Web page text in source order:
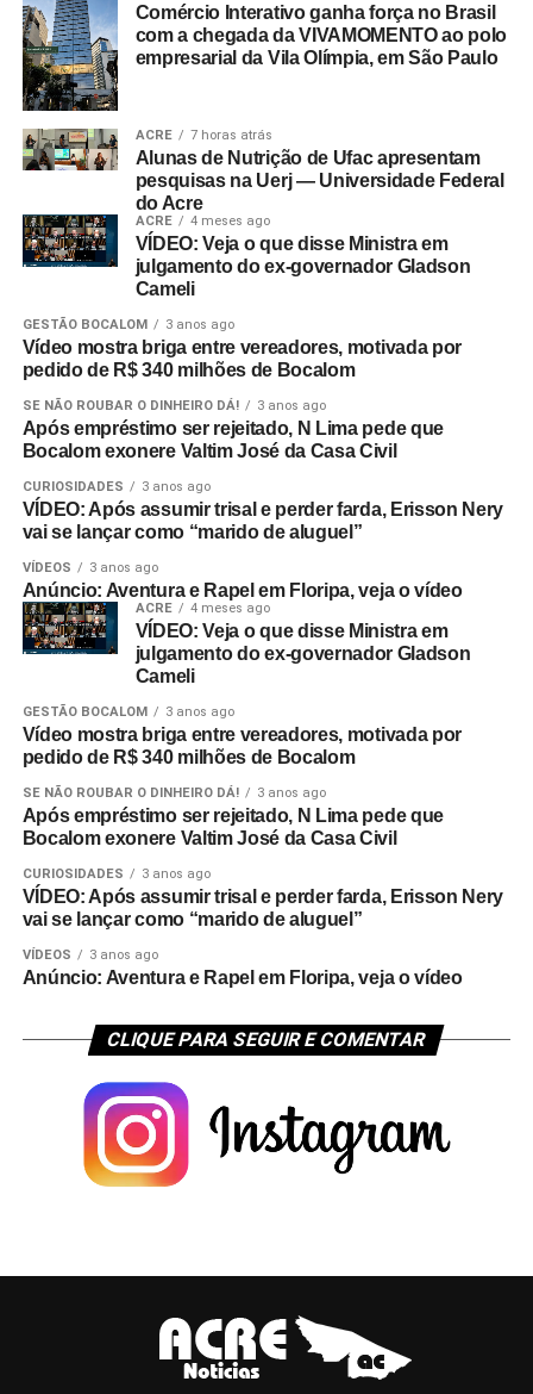
Comércio Interativo ganha força no Brasil
com a chegada da VIVAMOMENTO ao polo
empresarial da Vila Olímpia, em São Paulo
ACRE 7 horas atrás
Alunas de Nutrição de Ufac apresentam
pesquisas na Uerj — Universidade Federal
do Acre
ACRE 4 meses ago
VÍDEO: Veja o que disse Ministra em
julgamento do ex-governador Gladson
Cameli
GESTÃO BOCALOM 3 anos ago
Vídeo mostra briga entre vereadores, motivada por
pedido de R$ 340 milhões de Bocalom
SE NÃO ROUBAR O DINHEIRO DÁ! 3 anos ago
Após empréstimo ser rejeitado, N Lima pede que
Bocalom exonere Valtim José da Casa Civil
CURIOSIDADES 3 anos ago
VÍDEO: Após assumir trisal e perder farda, Erisson Nery
vai se lançar como “marido de aluguel”
VÍDEOS 3 anos ago
Anúncio: Aventura e Rapel em Floripa, veja o vídeo
ACRE 4 meses ago
VÍDEO: Veja o que disse Ministra em
julgamento do ex-governador Gladson
Cameli
GESTÃO BOCALOM 3 anos ago
Vídeo mostra briga entre vereadores, motivada por
pedido de R$ 340 milhões de Bocalom
SE NÃO ROUBAR O DINHEIRO DÁ! 3 anos ago
Após empréstimo ser rejeitado, N Lima pede que
Bocalom exonere Valtim José da Casa Civil
CURIOSIDADES 3 anos ago
VÍDEO: Após assumir trisal e perder farda, Erisson Nery
vai se lançar como “marido de aluguel”
VÍDEOS 3 anos ago
Anúncio: Aventura e Rapel em Floripa, veja o vídeo
CLIQUE PARA SEGUIR E COMENTAR